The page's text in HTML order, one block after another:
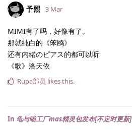
予熙 3 Mar
MIMI有了吗，好像有了。
那就純白的《笨鸥》
还有内緒のピアス的都可以听
《歌》洛天依
Rupa部员 likes this.
In 龟与喵工厂mas精灵包发布[不定时更新]